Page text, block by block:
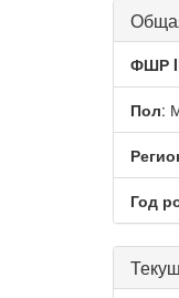
ФШР
Пол:
Год